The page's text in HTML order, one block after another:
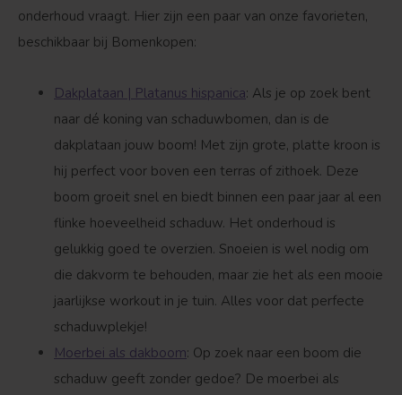
onderhoud vraagt. Hier zijn een paar van onze favorieten,
beschikbaar bij Bomenkopen:
Dakplataan | Platanus hispanica: Als je op zoek bent
naar dé koning van schaduwbomen, dan is de
dakplataan jouw boom! Met zijn grote, platte kroon is
hij perfect voor boven een terras of zithoek. Deze
boom groeit snel en biedt binnen een paar jaar al een
flinke hoeveelheid schaduw. Het onderhoud is
gelukkig goed te overzien. Snoeien is wel nodig om
die dakvorm te behouden, maar zie het als een mooie
jaarlijkse workout in je tuin. Alles voor dat perfecte
schaduwplekje!
Moerbei als dakboom: Op zoek naar een boom die
schaduw geeft zonder gedoe? De moerbei als